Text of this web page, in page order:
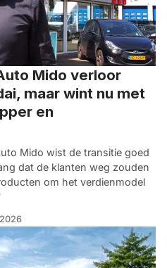
Mido verloor
maar wint nu met
en
Mido wist de transitie goed
dat de klanten weg zouden
om het verdienmodel